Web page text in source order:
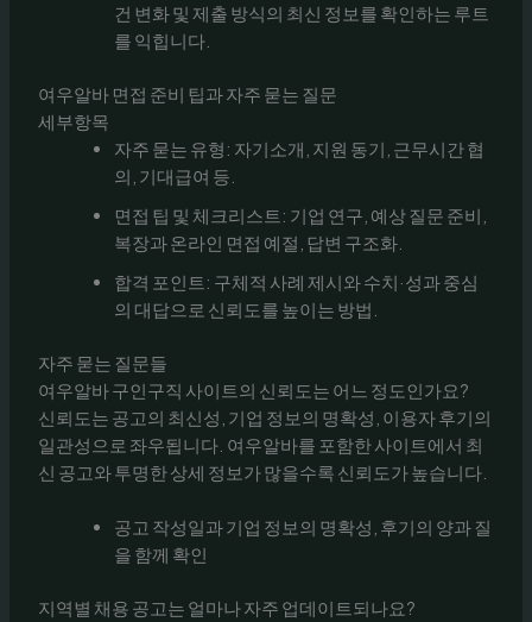
건 변화 및 제출 방식의 최신 정보를 확인하는 루트
를 익힙니다.
여우알바 면접 준비 팁과 자주 묻는 질문
세부항목
자주 묻는 유형: 자기소개, 지원 동기, 근무시간 협
의, 기대급여 등.
면접 팁 및 체크리스트: 기업 연구, 예상 질문 준비,
복장과 온라인 면접 예절, 답변 구조화.
합격 포인트: 구체적 사례 제시와 수치·성과 중심
의 대답으로 신뢰도를 높이는 방법.
자주 묻는 질문들
여우알바 구인구직 사이트의 신뢰도는 어느 정도인가요?
신뢰도는 공고의 최신성, 기업 정보의 명확성, 이용자 후기의
일관성으로 좌우됩니다. 여우알바를 포함한 사이트에서 최
신 공고와 투명한 상세 정보가 많을수록 신뢰도가 높습니다.
공고 작성일과 기업 정보의 명확성, 후기의 양과 질
을 함께 확인
지역별 채용 공고는 얼마나 자주 업데이트되나요?